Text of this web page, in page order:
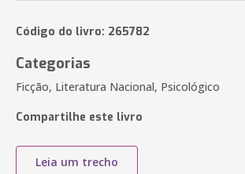
Código do livro: 265782
Categorias
Ficção, Literatura Nacional, Psicológico
Compartilhe este livro
Leia um trecho